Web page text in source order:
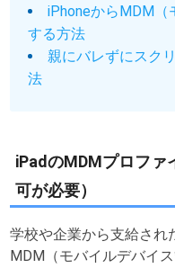
iPhoneからMDM（
する方法
親にバレずにスク
法
iPadのMDMプロファ
可が必要）
学校や企業から支給され
MDM（モバイルデバイ